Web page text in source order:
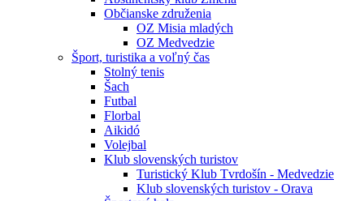
Občianske združenia
OZ Misia mladých
OZ Medvedzie
Šport, turistika a voľný čas
Stolný tenis
Šach
Futbal
Florbal
Aikidó
Volejbal
Klub slovenských turistov
Turistický Klub Tvrdošín - Medvedzie
Klub slovenských turistov - Orava